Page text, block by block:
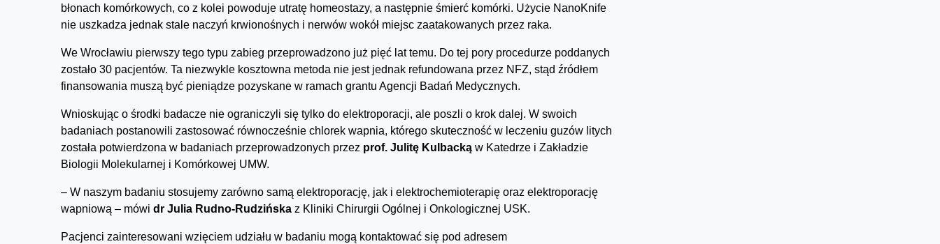
błonach komórkowych, co z kolei powoduje utratę homeostazy, a następnie śmierć komórki. Użycie NanoKnife
nie uszkadza jednak stale naczyń krwionośnych i nerwów wokół miejsc zaatakowanych przez raka.
We Wrocławiu pierwszy tego typu zabieg przeprowadzono już pięć lat temu. Do tej pory procedurze poddanych
zostało 30 pacjentów. Ta niezwykle kosztowna metoda nie jest jednak refundowana przez NFZ, stąd źródłem
finansowania muszą być pieniądze pozyskane w ramach grantu Agencji Badań Medycznych.
Wnioskując o środki badacze nie ograniczyli się tylko do elektroporacji, ale poszli o krok dalej. W swoich
badaniach postanowili zastosować równocześnie chlorek wapnia, którego skuteczność w leczeniu guzów litych
została potwierdzona w badaniach przeprowadzonych przez prof. Julitę Kulbacką w Katedrze i Zakładzie
Biologii Molekularnej i Komórkowej UMW.
– W naszym badaniu stosujemy zarówno samą elektroporację, jak i elektrochemioterapię oraz elektroporację
wapniową – mówi dr Julia Rudno-Rudzińska z Kliniki Chirurgii Ogólnej i Onkologicznej USK.
Pacjenci zainteresowani wzięciem udziału w badaniu mogą kontaktować się pod adresem